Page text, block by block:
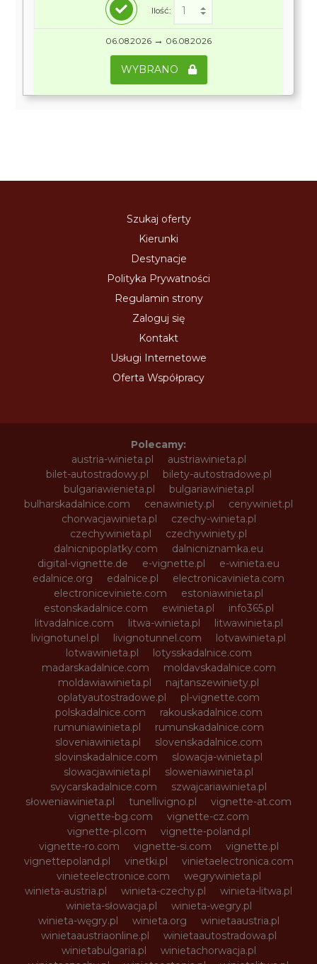
Ilość:
06.08.2026 → 06.08.2026
WYBRANO
Szukaj oferty
Kierunki
Destynacje
Polityka Prywatności
Regulamin strony
Zaloguj się
Kontakt
Usługi Internetowe
Oferta Współpracy
Polecamy:
austria-winieta.pl
austriawinieta.pl
bilet-autostradowy.pl
bilety-autostradowe.pl
bulgariawienieta.pl
bulgariawinieta.pl
bulharskadalnice.com
cenawiniety.pl
cenywiniet.pl
chorwacjawinieta.pl
czechy-winieta.pl
czechywinieta.pl
czechywiniety.pl
dalnicnipoplatky.com
dalnicniznamka.eu
digital-vignette.de
e-vignette.pl
e-winieta.eu
edalnice.org
edalnice.pl
electronicavinieta.com
electroniceviniete.com
estoniawinieta.pl
estonskadalnice.com
ewinieta.pl
info365.pl
litvadalnice.com
litwa-winieta.pl
litwawinieta.pl
livignotunel.pl
livignotunnel.com
lotvawinieta.pl
lotwawinieta.pl
lotysskadalnice.com
madarskadalnice.com
moldavskadalnice.com
moldawiawinieta.pl
najtanszewiniety.pl
oplatyautostradowe.pl
pl-vignette.com
polskadalnice.com
rakouskadalnice.com
rumuniawinieta.pl
rumunskadalnice.com
sloveniawinieta.pl
slovenskadalnice.com
slovinskadalnice.com
slowacja-winieta.pl
slowacjawinieta.pl
sloweniawinieta.pl
svycarskadalnice.com
szwajcariawinieta.pl
słoweniawinieta.pl
tunellivigno.pl
vignette-at.com
vignette-bg.com
vignette-cz.com
vignette-pl.com
vignette-poland.pl
vignette-ro.com
vignette-si.com
vignette.pl
vignettepoland.pl
vinetki.pl
vinietaelectronica.com
vinieteelectronice.com
wegrywinieta.pl
winieta-austria.pl
winieta-czechy.pl
winieta-litwa.pl
winieta-słowacja.pl
winieta-wegry.pl
winieta-węgry.pl
winieta.org
winietaaustria.pl
winietaaustriaonline.pl
winietaautostradowa.pl
winietabulgaria.pl
winietachorwacja.pl